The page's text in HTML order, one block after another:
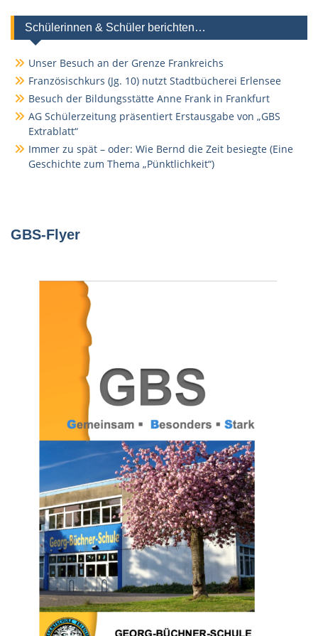
Schülerinnen & Schüler berichten…
Unser Besuch an der Grenze Frankreichs
Französischkurs (Jg. 10) nutzt Stadtbücherei Erlensee
Besuch der Bildungsstätte Anne Frank in Frankfurt
AG Schülerzeitung präsentiert Erstausgabe von „GBS
Extrablatt“
Immer zu spät – oder: Wie Bernd die Zeit besiegte (Eine
Geschichte zum Thema „Pünktlichkeit“)
GBS-Flyer